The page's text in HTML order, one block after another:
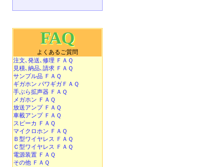
FAQ
よくあるご質問
注文､発送､修理 ＦＡＱ
見積､納品､請求 ＦＡＱ
サンプル品 ＦＡＱ
ギガホン パワギガＦＡＱ
手ぶら拡声器 ＦＡＱ
メガホン ＦＡＱ
放送アンプ ＦＡＱ
車載アンプ ＦＡＱ
スピーカ ＦＡＱ
マイクロホン ＦＡＱ
Ｂ型ワイヤレス ＦＡＱ
Ｃ型ワイヤレス ＦＡＱ
電源装置 ＦＡＱ
その他 ＦＡＱ